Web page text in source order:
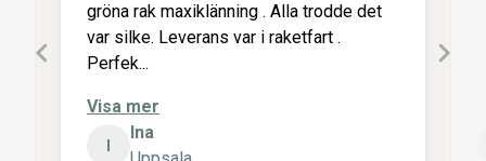
. Alla trodde det
var i raketfart .